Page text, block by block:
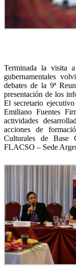
Terminada la visita a
gubernamentales
debates de la 9ª
presentación de los
El secretario
Emiliano Fuentes
actividades
acciones de
Culturales de Base
FLACSO – Sede